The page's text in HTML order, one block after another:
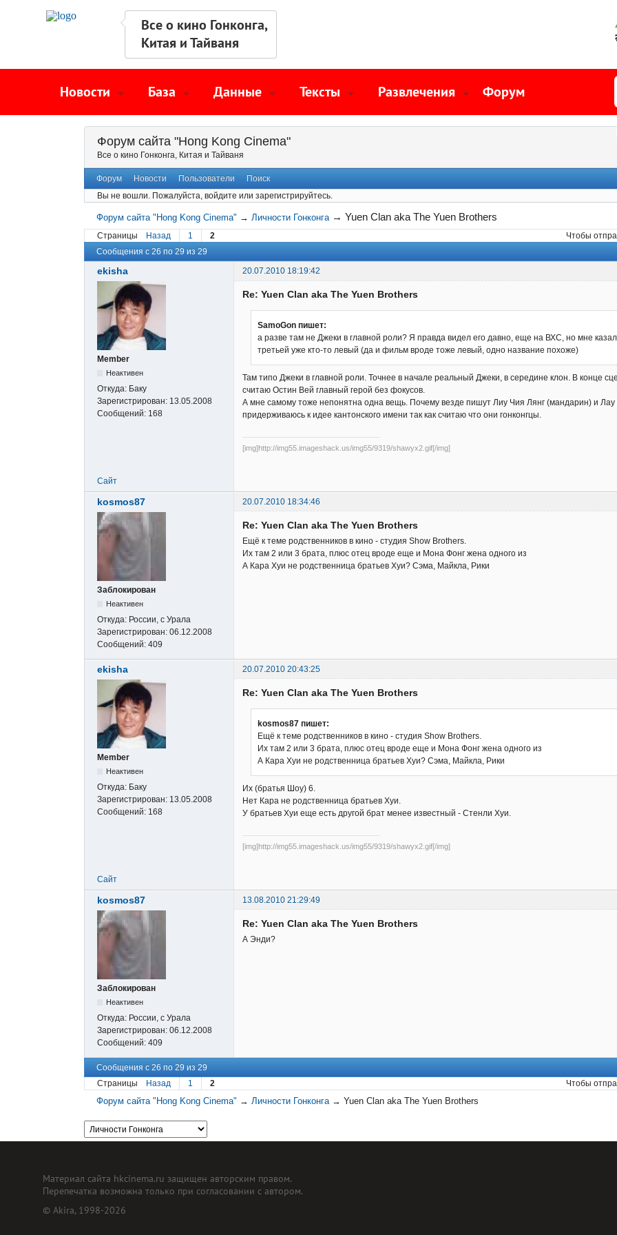
Все о кино Гонконга,
Китая и Тайваня
Новости База Данные Тексты Развлечения Форум
Форум сайта "Hong Kong Cinema"
Все о кино Гонконга, Китая и Тайваня
Форум Новости Пользователи
Поиск
Вы не вошли. Пожалуйста, войдите или зарегистрируйтесь.
Форум сайта "Hong Kong Cinema" →Личности Гонконга →Yuen Clan aka The Yuen Brothers
Страницы Назад 1 2 Чтобы
Сообщения с 26 по 29 из 29
ekisha 20.07.2010 18:19:42
Member
Неактивен
Откуда: Баку
Зарегистрирован: 13.05.2008
Сообщений: 168
Re: Yuen Clan aka The Yuen Brothers
SamoGon пишет:
а разве там не Джеки в главной роли? Я правда видел его давно, еще на ВХС, но мне
третьей уже кто-то левый (да и фильм вроде тоже левый, одно название похоже)
Там типо Джеки в главной роли. Точнее в начале реальный Джеки, в середине клон. В конце
считаю Остин Вей главный герой без фокусов.
А мне самому тоже непонятна одна вещь. Почему везде пишут Лиу Чия Лянг (мандарин) и
придерживаюсь к идее кантонского имени так как считаю что они гонконгцы.
[img]http://img55.imageshack.us/img55/9319/shawyx2.gif[/img]
Сайт
kosmos87 20.07.2010 18:34:46
Заблокирован
Неактивен
Откуда: России, с Урала
Зарегистрирован: 06.12.2008
Сообщений: 409
Re: Yuen Clan aka The Yuen Brothers
Ещё к теме родственников в кино - студия Show Brothers.
Их там 2 или 3 брата, плюс отец вроде еще и Мона Фонг жена одного из
А Кара Хуи не родственница братьев Хуи? Сэма, Майкла, Рики
ekisha 20.07.2010 20:43:25
Member
Неактивен
Откуда: Баку
Зарегистрирован: 13.05.2008
Сообщений: 168
Re: Yuen Clan aka The Yuen Brothers
kosmos87 пишет:
Ещё к теме родственников в кино - студия Show Brothers.
Их там 2 или 3 брата, плюс отец вроде еще и Мона Фонг жена одного из
А Кара Хуи не родственница братьев Хуи? Сэма, Майкла, Рики
Их (братья Шоу) 6.
Нет Кара не родственница братьев Хуи.
У братьев Хуи еще есть другой брат менее известный - Стенли Хуи.
[img]http://img55.imageshack.us/img55/9319/shawyx2.gif[/img]
Сайт
kosmos87 13.08.2010 21:29:49
Заблокирован
Неактивен
Откуда: России, с Урала
Зарегистрирован: 06.12.2008
Сообщений: 409
Re: Yuen Clan aka The Yuen Brothers
А Энди?
Сообщения с 26 по 29 из 29
Страницы
Назад 1 2 Чтобы
Форум сайта "Hong Kong Cinema" → Личности Гонконга →Yuen Clan aka The Yuen Brothers
Материал сайта hkcinema.ru защищен авторским правом.
Перепечатка возможна только при согласовании с автором.
© Akira, 1998-2026